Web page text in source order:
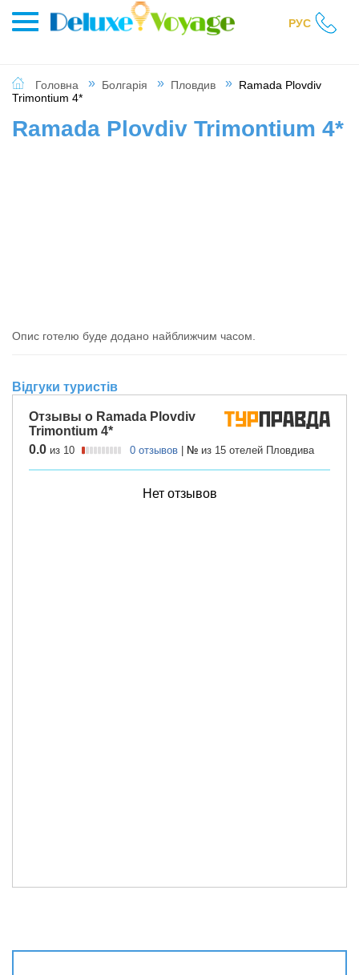
РУС
Головна Болгарія Пловдив
Ramada Plovdiv
Trimontium 4*
Ramada Plovdiv Trimontium 4*
Опис готелю буде додано найближчим часом.
Відгуки туристів